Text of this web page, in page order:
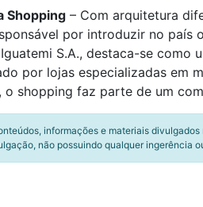
Shopping – Com arquitetura
por introduzir no país
S.A., destaca-se como
por lojas especializadas em
o shopping faz parte de um
informações e materiais
não possuindo qualquer ingerência